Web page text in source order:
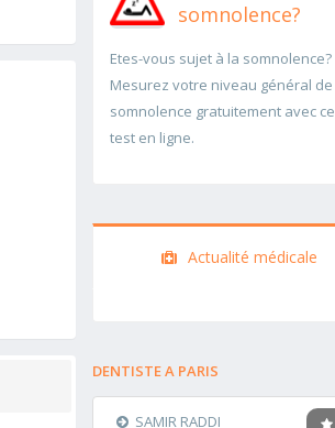
somnolence?
Etes-vous sujet à la somnolence?
Mesurez votre niveau général de
somnolence gratuitement avec ce
test en ligne.
Actualité médicale
DENTISTE A PARIS
SAMIR RADDI